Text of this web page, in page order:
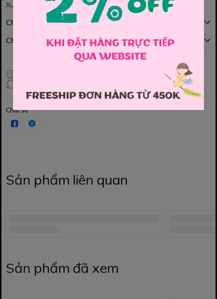
Xuất xứ: Việt nam
Chính sách mua hàng
Chính sách đổi hàng
Chia sẻ
Sản phẩm liên quan
Sản phẩm đã xem